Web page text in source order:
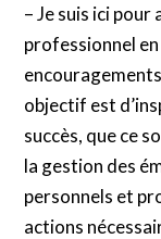
– Je suis ici
professionnel
objectif est
succès, que ce
la gestion des
personnels et
actions